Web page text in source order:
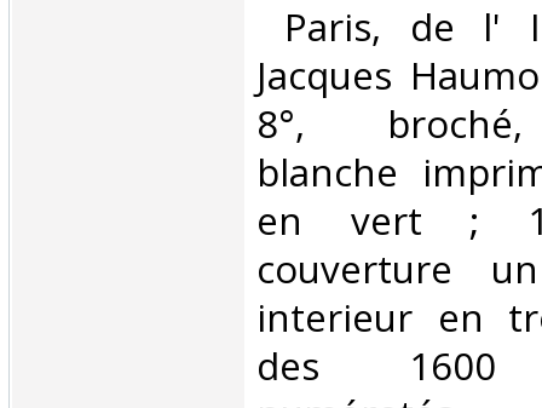
Paris, de l'
Jacques
8°,
blanche
en vert ;
couverture
interieur en
des 1600